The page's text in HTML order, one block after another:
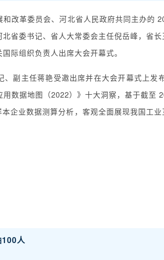
改革委员会、河北省人民政府共同主办的
北省委书记、省人大常委会主任倪岳峰，省
际组织负责人出席大会开幕式。
副主任蒋艳受邀出席并在大会开幕式上发
数据地图（2022）》十大洞察，基于截至
企业数据测算分析，客观全面展现我国工
100人